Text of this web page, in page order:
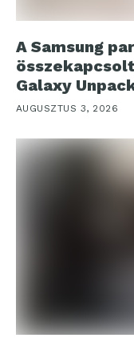
A Samsung
Galaxy
AUGUSZTUS 3, 2026